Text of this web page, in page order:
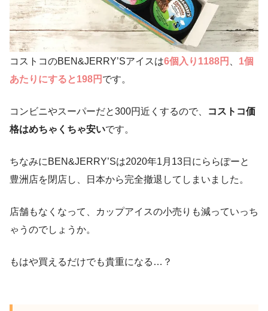
コストコのBEN&JERRY’Sアイスは6個入り1188円
1個
あたりにすると198円 です。
コンビニやスーパーだと300円近くするので、
コストコ価
格はめちゃくちゃ安いです。
ちなみにBEN&JERRY’Sは2020年1月13日にららぽーと
豊洲店を閉店し、日本から完全撤退してしまいました。
店舗もなくなって、カップアイスの小売りも減っていっち
ゃうのでしょうか。
もはや買えるだけでも貴重になる…？